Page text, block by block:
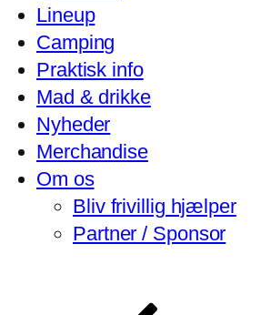
Lineup
Camping
Praktisk info
Mad & drikke
Nyheder
Merchandise
Om os
Bliv frivillig hjælper
Partner / Sponsor